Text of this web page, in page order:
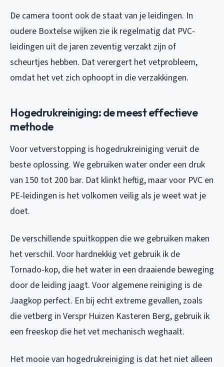
De camera toont ook de staat van je leidingen. In
oudere Boxtelse wijken zie ik regelmatig dat PVC-
leidingen uit de jaren zeventig verzakt zijn of
scheurtjes hebben. Dat verergert het vetprobleem,
omdat het vet zich ophoopt in die verzakkingen.
Hogedrukreiniging: de meest effectieve
methode
Voor vetverstopping is hogedrukreiniging veruit de
beste oplossing. We gebruiken water onder een druk
van 150 tot 200 bar. Dat klinkt heftig, maar voor PVC en
PE-leidingen is het volkomen veilig als je weet wat je
doet.
De verschillende spuitkoppen die we gebruiken maken
het verschil. Voor hardnekkig vet gebruik ik de
Tornado-kop, die het water in een draaiende beweging
door de leiding jaagt. Voor algemene reiniging is de
Jaagkop perfect. En bij echt extreme gevallen, zoals
die vetberg in Verspr Huizen Kasteren Berg, gebruik ik
een freeskop die het vet mechanisch weghaalt.
Het mooie van hogedrukreiniging is dat het niet alleen